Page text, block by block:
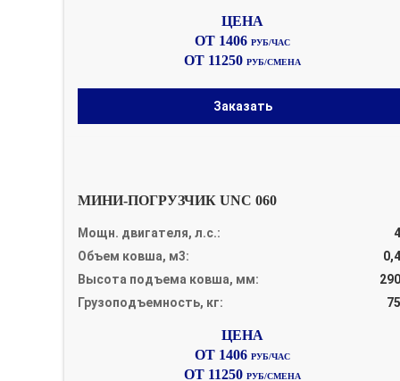
ОТ 1406РУБ/ЧАС
ОТ 11250РУБ/СМЕНА
Заказать
МИНИ-ПОГРУЗЧИК UNC 060
Мощн. двигателя, л.с.:
Объем ковша, м3:
Высота подъема ковша, мм:
Грузоподъемность, кг:
ОТ 1406РУБ/ЧАС
ОТ 11250РУБ/СМЕНА